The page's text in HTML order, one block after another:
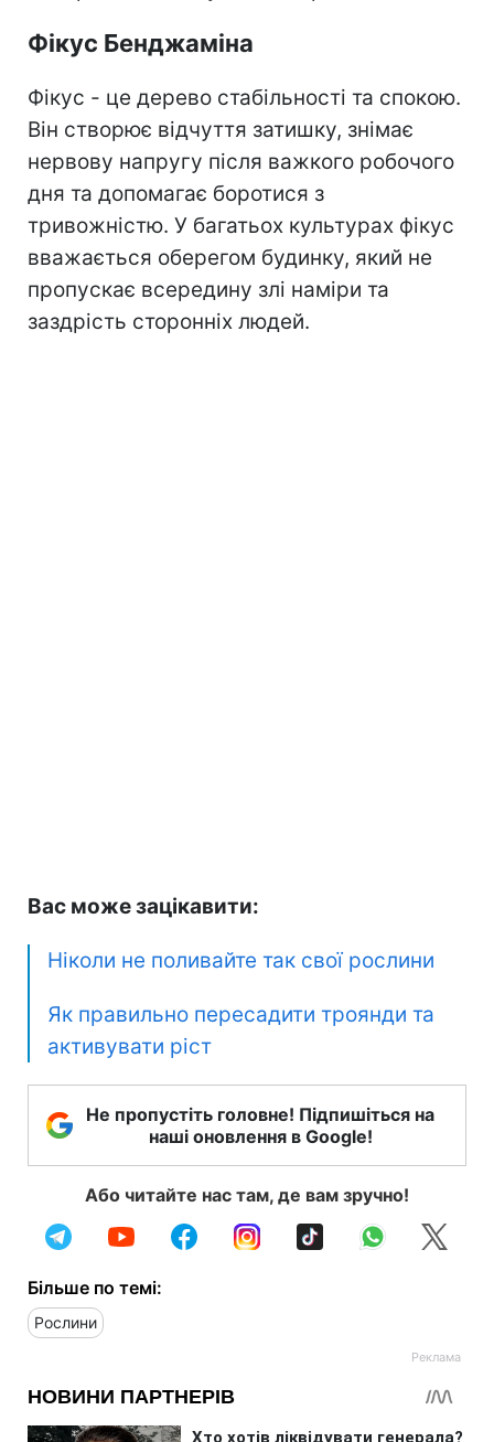
Фікус Бенджаміна
Фікус - це дерево стабільності та спокою.
Він створює відчуття затишку, знімає
нервову напругу після важкого робочого
дня та допомагає боротися з
тривожністю. У багатьох культурах фікус
вважається оберегом будинку, який не
пропускає всередину злі наміри та
заздрість сторонніх людей.
Вас може зацікавити:
Ніколи не поливайте так свої рослини
Як правильно пересадити троянди та
активувати ріст
Не пропустіть головне! Підпишіться на
наші оновлення в Google!
Або читайте нас там, де вам зручно!
Більше по темі:
Рослини